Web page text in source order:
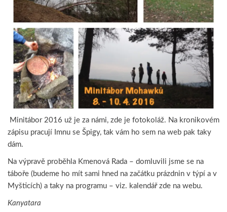
Minitábor 2016 už je za námi, zde je fotokoláž. Na kronikovém
zápisu pracují Imnu se Špigy, tak vám ho sem na web pak taky
dám.
Na výpravě proběhla Kmenová Rada – domluvili jsme se na
táboře (budeme ho mít sami hned na začátku prázdnin v týpí a v
Myšticích) a taky na programu – viz. kalendář zde na webu.
Kanyatara